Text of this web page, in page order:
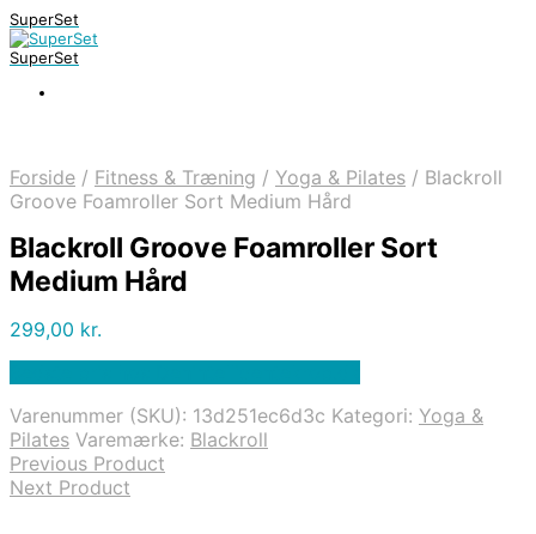
SuperSet
SuperSet
Forside / Fitness & Træning / Yoga & Pilates / Blackroll
Groove Foamroller Sort Medium Hård
Blackroll Groove Foamroller Sort
Medium Hård
299,00 kr.
Varenummer (SKU): 13d251ec6d3c Kategori: Yoga &
Pilates Varemærke: Blackroll
Previous Product
Next Product